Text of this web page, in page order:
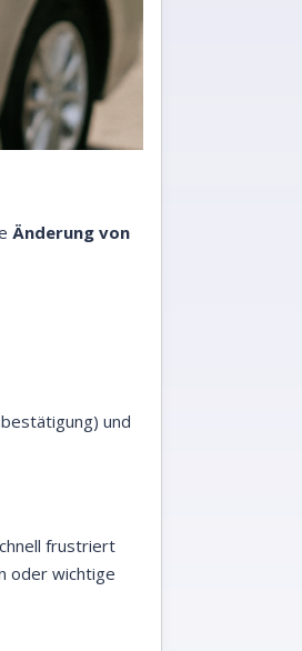
Änderung von
und
frustriert
oder wichtige